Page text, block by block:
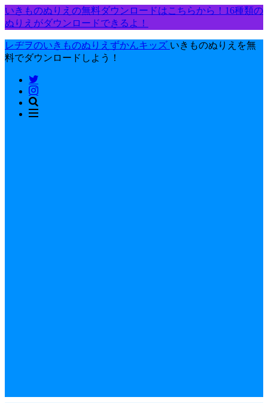
いきものぬりえの無料ダウンロードはこちらから！16種類の
ぬりえがダウンロードできるよ！
レヂヲのいきものぬりえずかんキッズ いきものぬりえを無
料でダウンロードしよう！